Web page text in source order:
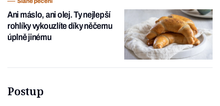
Ani máslo, ani olej. Ty nejlepší
rohlíky vykouzlíte díky něčemu
úplně jinému
Postup